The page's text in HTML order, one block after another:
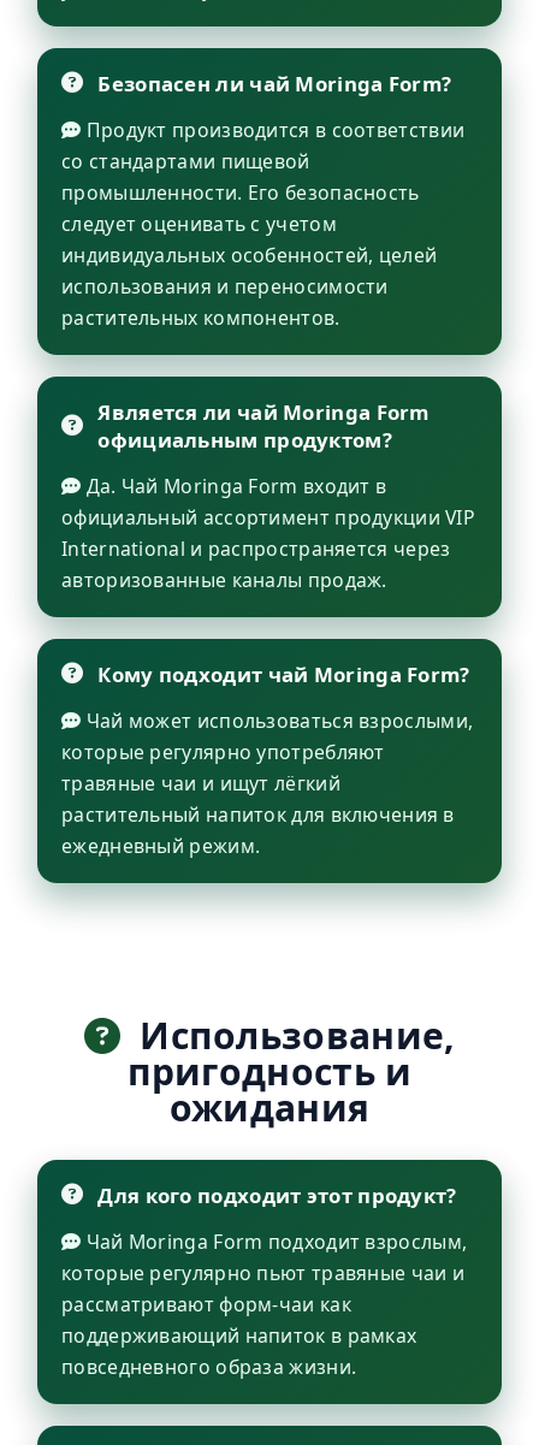
Безопасен ли чай Moringa Form?
Продукт производится в соответствии
со стандартами пищевой
промышленности. Его безопасность
следует оценивать с учетом
индивидуальных особенностей, целей
использования и переносимости
растительных компонентов.
Является ли чай Moringa Form
официальным продуктом?
Да. Чай Moringa Form входит в
официальный ассортимент продукции VIP
International и распространяется через
авторизованные каналы продаж.
Кому подходит чай Moringa Form?
Чай может использоваться взрослыми,
которые регулярно употребляют
травяные чаи и ищут лёгкий
растительный напиток для включения в
ежедневный режим.
Использование,
пригодность и
ожидания
Для кого подходит этот продукт?
Чай Moringa Form подходит взрослым,
которые регулярно пьют травяные чаи и
рассматривают форм-чаи как
поддерживающий напиток в рамках
повседневного образа жизни.